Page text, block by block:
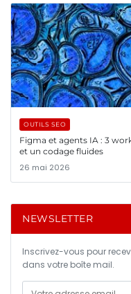
OUTILS SEO
Figma et agents IA : 3
et un codage fluides
26 mai 2026
NEWSLETTER
Inscrivez-vous pour
dans votre boîte mail.